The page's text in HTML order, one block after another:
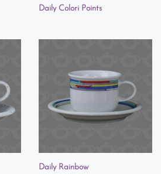
Daily Colori Points
Daily Rainbow